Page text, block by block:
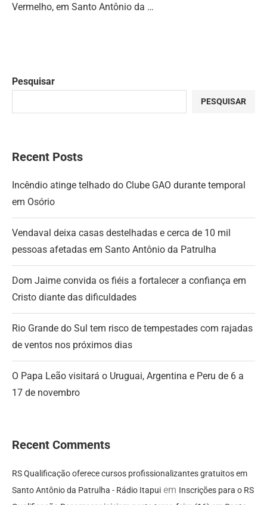
Vermelho, em Santo Antônio da …
Pesquisar
PESQUISAR
Recent Posts
Incêndio atinge telhado do Clube GAO durante temporal
em Osório
Vendaval deixa casas destelhadas e cerca de 10 mil
pessoas afetadas em Santo Antônio da Patrulha
Dom Jaime convida os fiéis a fortalecer a confiança em
Cristo diante das dificuldades
Rio Grande do Sul tem risco de tempestades com rajadas
de ventos nos próximos dias
O Papa Leão visitará o Uruguai, Argentina e Peru de 6 a
17 de novembro
Recent Comments
RS Qualificação oferece cursos profissionalizantes gratuitos em
Santo Antônio da Patrulha - Rádio Itapui em Inscrições para o RS